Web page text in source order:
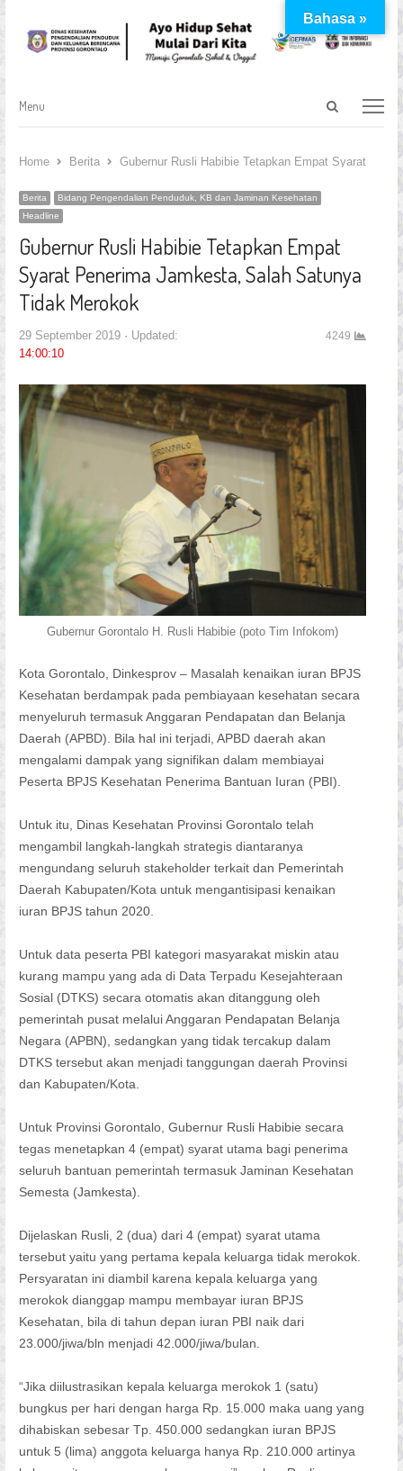
Open
Menu
Menu
Home Berita Gubernur Rusli Habibie Tetapkan Empat Syarat
Berita
Bidang Pengendalian Penduduk, KB dan Jaminan Kesehatan
Headline
Gubernur Rusli Habibie Tetapkan Empat
Syarat Penerima Jamkesta, Salah Satunya
Tidak Merokok
29 September 2019
Updated:
14:00:10
4249
Gubernur Gorontalo H. Rusli Habibie (poto Tim Infokom)
Kota Gorontalo, Dinkesprov – Masalah kenaikan iuran BPJS
Kesehatan berdampak pada pembiayaan kesehatan secara
menyeluruh termasuk Anggaran Pendapatan dan Belanja
Daerah (APBD). Bila hal ini terjadi, APBD daerah akan
mengalami dampak yang signifikan dalam membiayai
Peserta BPJS Kesehatan Penerima Bantuan Iuran (PBI).
Untuk itu, Dinas Kesehatan Provinsi Gorontalo telah
mengambil langkah-langkah strategis diantaranya
mengundang seluruh stakeholder terkait dan Pemerintah
Daerah Kabupaten/Kota untuk mengantisipasi kenaikan
iuran BPJS tahun 2020.
Untuk data peserta PBI kategori masyarakat miskin atau
kurang mampu yang ada di Data Terpadu Kesejahteraan
Sosial (DTKS) secara otomatis akan ditanggung oleh
pemerintah pusat melalui Anggaran Pendapatan Belanja
Negara (APBN), sedangkan yang tidak tercakup dalam
DTKS tersebut akan menjadi tanggungan daerah Provinsi
dan Kabupaten/Kota.
Untuk Provinsi Gorontalo, Gubernur Rusli Habibie secara
tegas menetapkan 4 (empat) syarat utama bagi penerima
seluruh bantuan pemerintah termasuk Jaminan Kesehatan
Semesta (Jamkesta).
Dijelaskan Rusli, 2 (dua) dari 4 (empat) syarat utama
tersebut yaitu yang pertama kepala keluarga tidak merokok.
Persyaratan ini diambil karena kepala keluarga yang
merokok dianggap mampu membayar iuran BPJS
Kesehatan, bila di tahun depan iuran PBI naik dari
23.000/jiwa/bln menjadi 42.000/jiwa/bulan.
“Jika diilustrasikan kepala keluarga merokok 1 (satu)
bungkus per hari dengan harga Rp. 15.000 maka uang yang
dihabiskan sebesar Tp. 450.000 sedangkan iuran BPJS
untuk 5 (lima) anggota keluarga hanya Rp. 210.000 artinya
Bahasa »